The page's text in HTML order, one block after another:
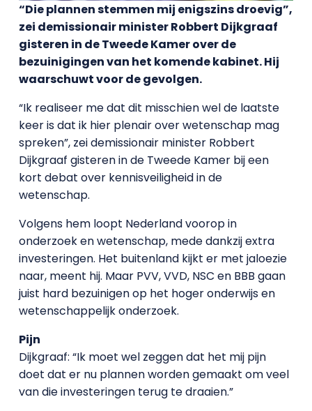
“Die plannen stemmen mij enigszins droevig”,
zei demissionair minister Robbert Dijkgraaf
gisteren in de Tweede Kamer over de
bezuinigingen van het komende kabinet. Hij
waarschuwt voor de gevolgen.
“Ik realiseer me dat dit misschien wel de laatste
keer is dat ik hier plenair over wetenschap mag
spreken”, zei demissionair minister Robbert
Dijkgraaf gisteren in de Tweede Kamer bij een
kort debat over kennisveiligheid in de
wetenschap.
Volgens hem loopt Nederland voorop in
onderzoek en wetenschap, mede dankzij extra
investeringen. Het buitenland kijkt er met jaloezie
naar, meent hij. Maar PVV, VVD, NSC en BBB gaan
juist hard bezuinigen op het hoger onderwijs en
wetenschappelijk onderzoek.
Pijn
Dijkgraaf: “Ik moet wel zeggen dat het mij pijn
doet dat er nu plannen worden gemaakt om veel
van die investeringen terug te draaien.”